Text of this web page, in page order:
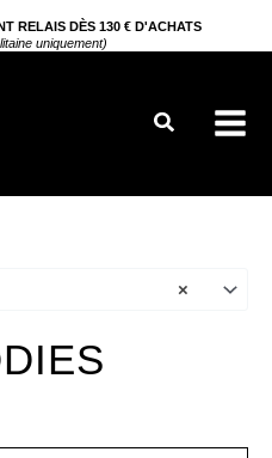
RELAIS DÈS 130 € D'ACHATS
uniquement)
Rechercher
×